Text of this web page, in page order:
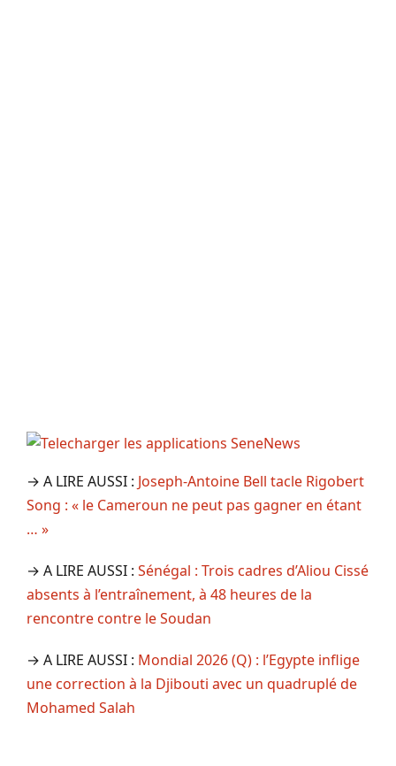
→ A LIRE AUSSI : Joseph-Antoine Bell tacle Rigobert
Song : « le Cameroun ne peut pas gagner en étant
… »
→ A LIRE AUSSI : Sénégal : Trois cadres d’Aliou Cissé
absents à l’entraînement, à 48 heures de la
rencontre contre le Soudan
→ A LIRE AUSSI : Mondial 2026 (Q) : l’Egypte inflige
une correction à la Djibouti avec un quadruplé de
Mohamed Salah